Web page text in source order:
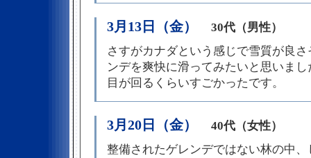
3月13日（金） 30代（男性）
さすがカナダという感じで雪質が良
ンデを爽快に滑ってみたいと思いま
目が回るくらいすごかったです。
3月20日（金） 40代（女性）
整備されたゲレンデではない林の中